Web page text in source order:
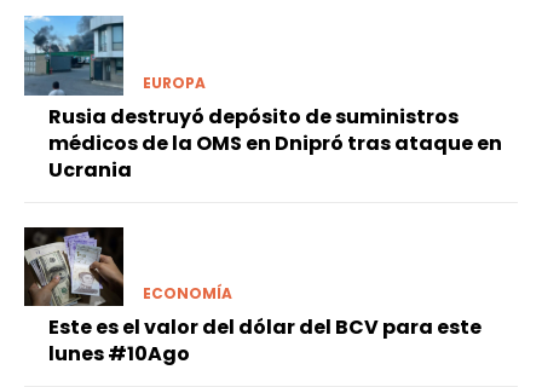
EUROPA
Rusia destruyó depósito de suministros
médicos de la OMS en Dnipró tras ataque en
Ucrania
ECONOMÍA
Este es el valor del dólar del BCV para este
lunes #10Ago